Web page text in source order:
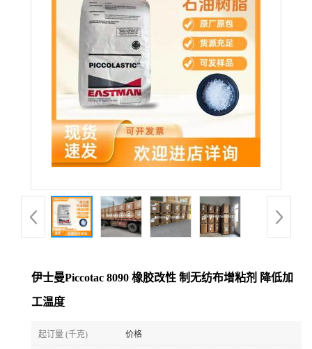
伊士曼Piccotac 8090 橡胶改性 制无纺布增粘剂 降低加
工温度
起订量 (千克) 价格